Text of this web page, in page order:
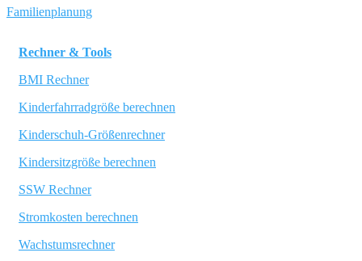
Familienplanung
Rechner & Tools
BMI Rechner
Kinderfahrradgröße berechnen
Kinderschuh-Größenrechner
Kindersitzgröße berechnen
SSW Rechner
Stromkosten berechnen
Wachstumsrechner